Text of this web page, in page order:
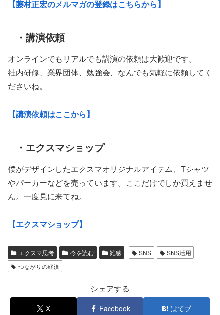
【藤村正宏のメルマガの登録はこちらから】
・講演依頼
オンラインでもリアルでも講演の依頼は大歓迎です。
社内研修、業界団体、勉強会、なんでも気軽に依頼してく
ださいね。
【講演依頼はここから】
・エクスマショップ
僕がデザインしたエクスマオリジナルアイテム、Tシャツ
やパーカーなどを売っています。ここだけでしか買えませ
ん。一度見に来てね。
【エクスマショップ】
エクスマ思考 今を読む 雑感 SNS
SNS活用
つながりの経済
シェアする
X Facebook はてブ